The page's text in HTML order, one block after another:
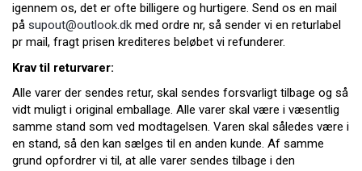
igennem os, det er ofte billigere og hurtigere. Send os en mail
på supout@outlook.dk med ordre nr, så sender vi en returlabel
pr mail, fragt prisen krediteres beløbet vi refunderer.
Krav til returvarer:
Alle varer der sendes retur, skal sendes forsvarligt tilbage og så
vidt muligt i original emballage. Alle varer skal være i væsentlig
samme stand som ved modtagelsen. Varen skal således være i
en stand, så den kan sælges til en anden kunde. Af samme
grund opfordrer vi til, at alle varer sendes tilbage i den